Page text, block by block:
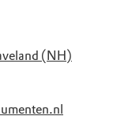
(NH)